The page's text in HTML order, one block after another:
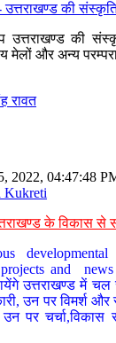
की
की
मेलों और अन्य
रावत
2022, 04:47:48
Kukreti
के विकास से
developmental
and
उत्तराखण्ड में चल
उन पर विमर्श और
पर